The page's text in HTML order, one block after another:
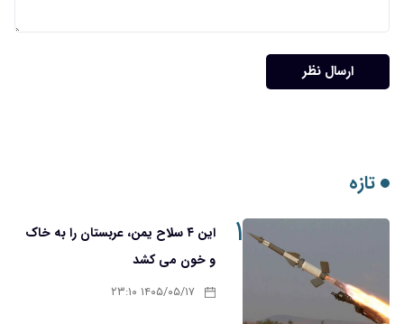
ارسال نظر
تازه
۱
این ۴ سلاح یمن، عربستان را به خاک
و خون می کشد
۱۴۰۵/۰۵/۱۷ ۲۳:۱۰